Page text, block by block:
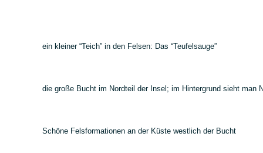
ein kleiner “Teich” in den Felsen: Das “Teufelsauge”
die große Bucht im Nordteil der Insel; im Hintergrund sieht man
Schöne Felsformationen an der Küste westlich der Bucht